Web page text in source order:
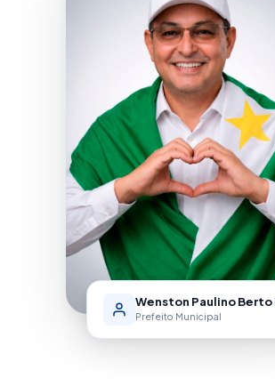
Wenston Paulino Berto
Prefeito Municipal